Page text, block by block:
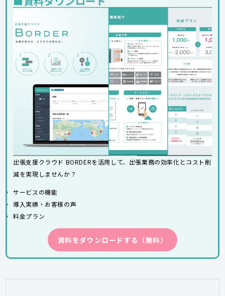
出張支援クラウド BORDERを活用して、出張業務の効率化とコスト削
減を実現しませんか？
サービスの機能
導入実績・お客様の声
料金プラン
資料をダウンロードする（無料）